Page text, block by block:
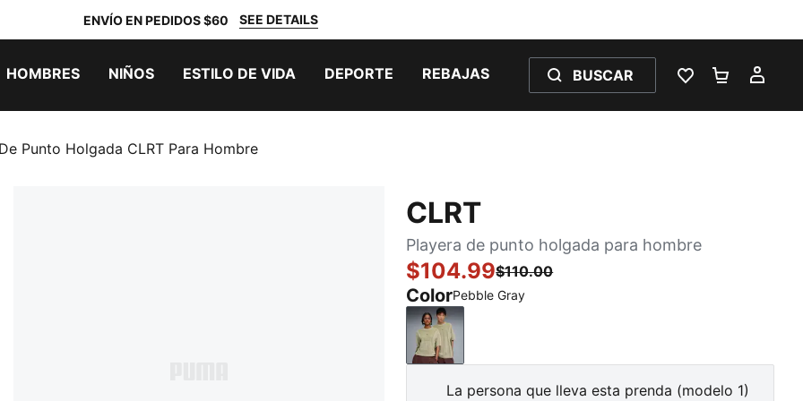
ENVÍO EN PEDIDOS $60 SEE DETAILS
HOMBRES NIÑOS ESTILO DE VIDA DEPORTE REBAJAS BUSCAR
LISTA DE
Punto Holgada CLRT Para Hombre
CLRT
Playera de punto holgada para hombre
$104.99$110.00
ColorPebble Gray
Pebble Gray
La persona que lleva esta prenda (modelo 1)